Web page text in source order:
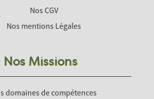
Nos CGV
Nos mentions Légales
Nos Missions
domaines de compétences